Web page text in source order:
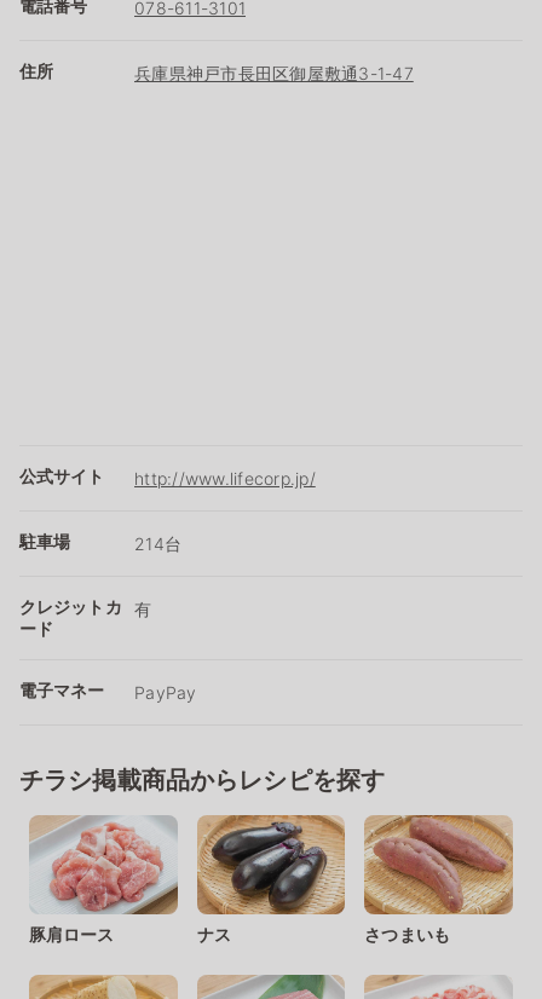
電話番号 078-611-3101
住所 兵庫県神戸市長田区御屋敷通3-1-47
公式サイト http://www.lifecorp.jp/
駐車場 214台
クレジットカ
ード
有
電子マネー PayPay
チラシ掲載商品からレシピを探す
豚肩ロース ナス さつまいも